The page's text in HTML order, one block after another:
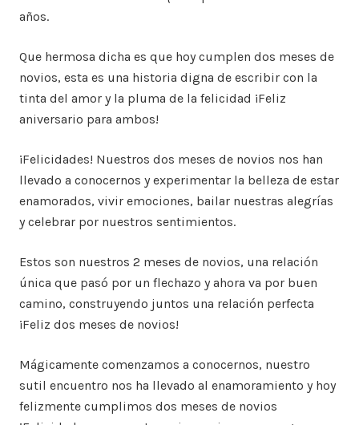
años.
Que hermosa dicha es que hoy cumplen dos meses de
novios, esta es una historia digna de escribir con la
tinta del amor y la pluma de la felicidad ¡Feliz
aniversario para ambos!
¡Felicidades! Nuestros dos meses de novios nos han
llevado a conocernos y experimentar la belleza de estar
enamorados, vivir emociones, bailar nuestras alegrías
y celebrar por nuestros sentimientos.
Estos son nuestros 2 meses de novios, una relación
única que pasó por un flechazo y ahora va por buen
camino, construyendo juntos una relación perfecta
¡Feliz dos meses de novios!
Mágicamente comenzamos a conocernos, nuestro
sutil encuentro nos ha llevado al enamoramiento y hoy
felizmente cumplimos dos meses de novios